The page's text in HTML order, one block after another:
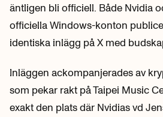
äntligen bli officiell. Både Nvidia
officiella Windows-konton
identiska inlägg på X med
Inläggen ackompanjerades av
som pekar rakt på Taipei Music
exakt den plats där Nvidias vd